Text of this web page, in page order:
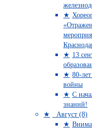
13
80-
войны
С
знаний!
Август (8)